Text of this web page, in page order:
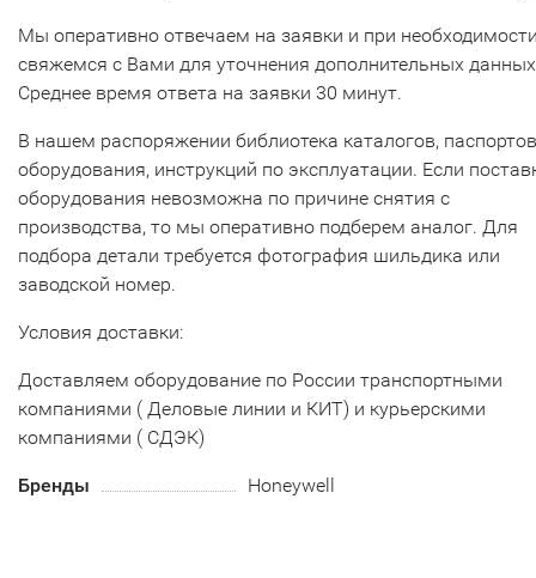
Мы оперативно отвечаем на заявки и при
свяжемся с Вами для уточнения дополнительных
Среднее время ответа на заявки 30 минут.
В нашем распоряжении библиотека каталогов, паспортов
оборудования, инструкций по эксплуатации. Если
оборудования невозможна по причине снятия с
производства, то мы оперативно подберем аналог. Для
подбора детали требуется фотография шильдика или
заводской номер.
Условия доставки:
Доставляем оборудование по России транспортными
компаниями ( Деловые линии и КИТ) и курьерскими
компаниями ( СДЭК)
Бренды Honeywell